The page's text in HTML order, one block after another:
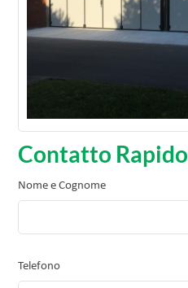
Contatto Rapido
Nome e Cognome
Telefono